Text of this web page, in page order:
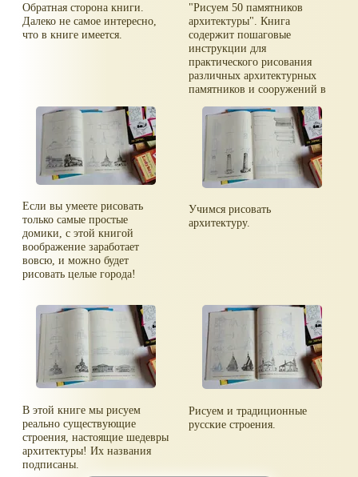
Обратная сторона книги.
Далеко не самое интересно,
что в книге имеется.
"Рисуем 50 памятников
архитектуры". Книга
содержит пошаговые
инструкции для
практического рисования
различных архитектурных
памятников и сооружений в
черно-белой и полутоновой
графики.
Если вы умеете рисовать
только самые простые
домики, с этой книгой
воображение заработает
вовсю, и можно будет
рисовать целые города!
Учимся рисовать
архитектуру.
В этой книге мы рисуем
реально существующие
строения, настоящие шедевры
архитектуры! Их названия
подписаны.
Рисуем и традиционные
русские строения.